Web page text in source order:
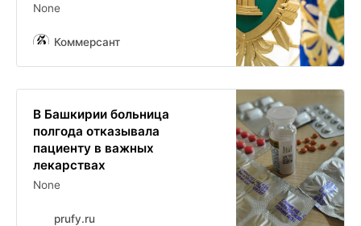
None
Коммерсант
В Башкирии больница
полгода отказывала
пациенту в важных
лекарствах
None
prufy.ru